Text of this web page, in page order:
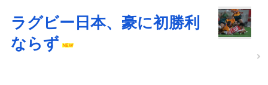
ラグビー日本、豪に初勝利
ならず